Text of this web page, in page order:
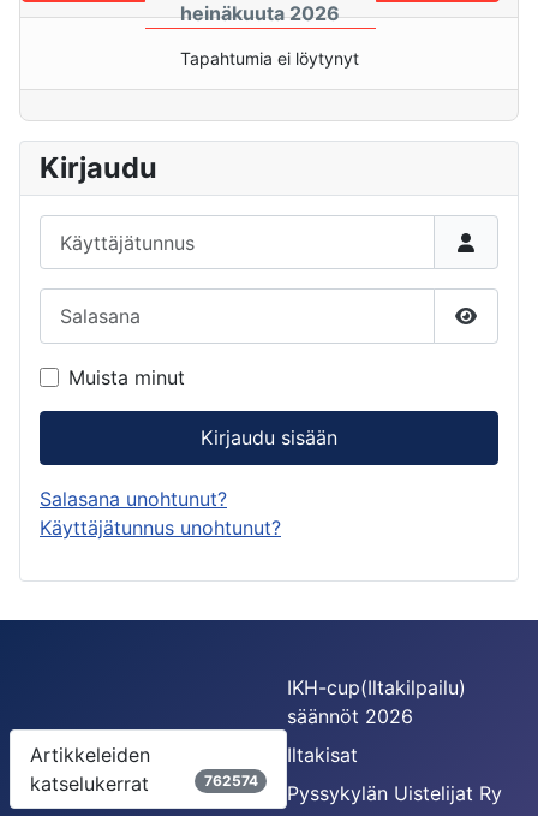
heinäkuuta 2026
Tapahtumia ei löytynyt
Kirjaudu
Näytä
Muista minut
Kirjaudu sisään
Salasana unohtunut?
Käyttäjätunnus unohtunut?
Artikkeleiden
katselukerrat
762574
IKH-cup(Iltakilpailu)
säännöt 2026
Iltakisat
Pyssykylän Uistelijat Ry